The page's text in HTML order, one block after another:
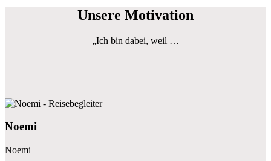
Unsere Motivation
„Ich bin dabei, weil …
Noemi
Noemi